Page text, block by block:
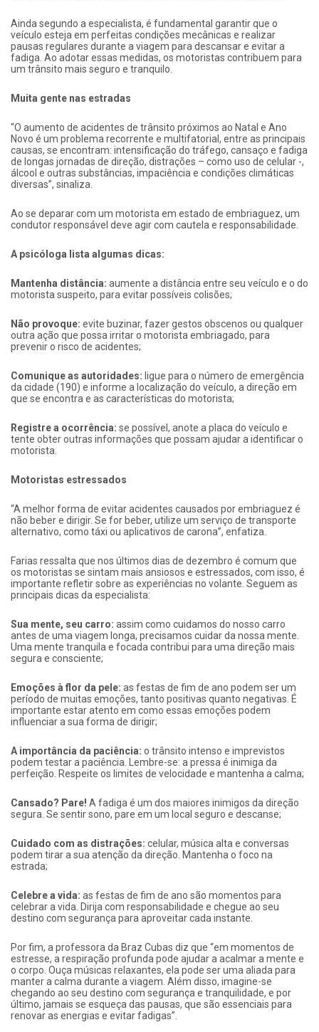
Ainda segundo a especialista, é fundamental garantir que o
veículo esteja em perfeitas condições mecânicas e realizar
pausas regulares durante a viagem para descansar e evitar a
fadiga. Ao adotar essas medidas, os motoristas contribuem para
um trânsito mais seguro e tranquilo.
Muita gente nas estradas
“O aumento de acidentes de trânsito próximos ao Natal e Ano
Novo é um problema recorrente e multifatorial, entre as principais
causas, se encontram: intensificação do tráfego, cansaço e fadiga
de longas jornadas de direção, distrações – como uso de celular -,
álcool e outras substâncias, impaciência e condições climáticas
diversas”, sinaliza.
Ao se deparar com um motorista em estado de embriaguez, um
condutor responsável deve agir com cautela e responsabilidade.
A psicóloga lista algumas dicas:
Mantenha distância: aumente a distância entre seu veículo e o do
motorista suspeito, para evitar possíveis colisões;
Não provoque: evite buzinar, fazer gestos obscenos ou qualquer
outra ação que possa irritar o motorista embriagado, para
prevenir o risco de acidentes;
Comunique as autoridades: ligue para o número de emergência
da cidade (190) e informe a localização do veículo, a direção em
que se encontra e as características do motorista;
Registre a ocorrência: se possível, anote a placa do veículo e
tente obter outras informações que possam ajudar a identificar o
motorista.
Motoristas estressados
“A melhor forma de evitar acidentes causados por embriaguez é
não beber e dirigir. Se for beber, utilize um serviço de transporte
alternativo, como táxi ou aplicativos de carona”, enfatiza.
Farias ressalta que nos últimos dias de dezembro é comum que
os motoristas se sintam mais ansiosos e estressados, com isso, é
importante refletir sobre as experiências no volante. Seguem as
principais dicas da especialista:
Sua mente, seu carro: assim como cuidamos do nosso carro
antes de uma viagem longa, precisamos cuidar da nossa mente.
Uma mente tranquila e focada contribui para uma direção mais
segura e consciente;
Emoções à flor da pele: as festas de fim de ano podem ser um
período de muitas emoções, tanto positivas quanto negativas. É
importante estar atento em como essas emoções podem
influenciar a sua forma de dirigir;
A importância da paciência: o trânsito intenso e imprevistos
podem testar a paciência. Lembre-se: a pressa é inimiga da
perfeição. Respeite os limites de velocidade e mantenha a calma;
Cansado? Pare! A fadiga é um dos maiores inimigos da direção
segura. Se sentir sono, pare em um local seguro e descanse;
Cuidado com as distrações: celular, música alta e conversas
podem tirar a sua atenção da direção. Mantenha o foco na
estrada;
Celebre a vida: as festas de fim de ano são momentos para
celebrar a vida. Dirija com responsabilidade e chegue ao seu
destino com segurança para aproveitar cada instante.
Por fim, a professora da Braz Cubas diz que “em momentos de
estresse, a respiração profunda pode ajudar a acalmar a mente e
o corpo. Ouça músicas relaxantes, ela pode ser uma aliada para
manter a calma durante a viagem. Além disso, imagine-se
chegando ao seu destino com segurança e tranquilidade, e por
último, jamais se esqueça das pausas, que são essenciais para
renovar as energias e evitar fadigas”.